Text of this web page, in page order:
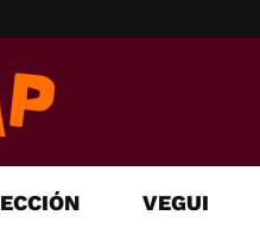
VEGUI